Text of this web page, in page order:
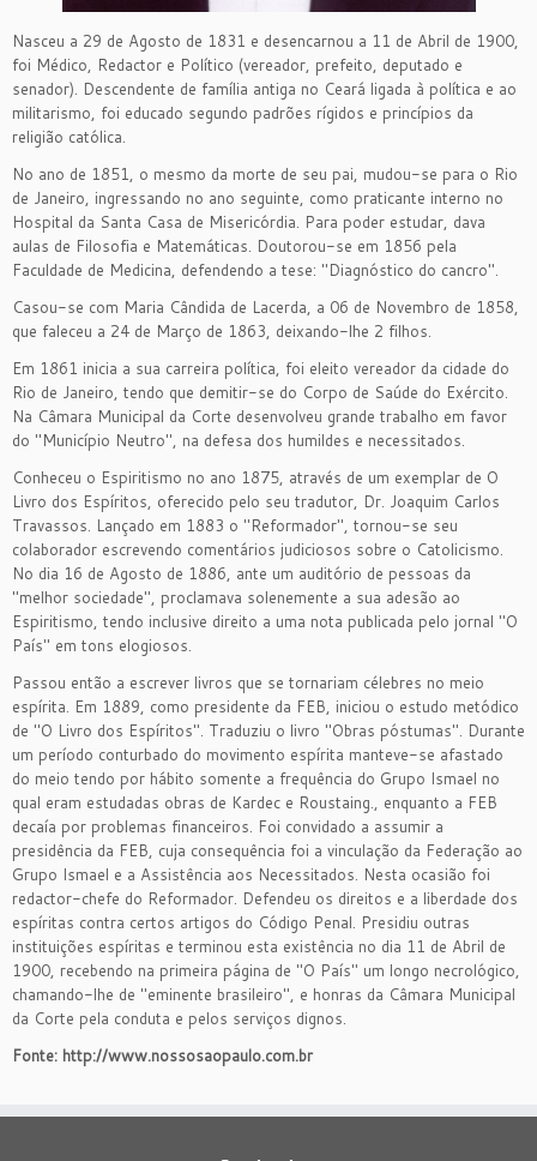
Nasceu a 29 de Agosto de 1831 e desencarnou a 11 de Abril de 1900,
foi Médico, Redactor e Político (vereador, prefeito, deputado e
senador). Descendente de família antiga no Ceará ligada à política e ao
militarismo, foi educado segundo padrões rígidos e princípios da
religião católica.
No ano de 1851, o mesmo da morte de seu pai, mudou-se para o Rio
de Janeiro, ingressando no ano seguinte, como praticante interno no
Hospital da Santa Casa de Misericórdia. Para poder estudar, dava
aulas de Filosofia e Matemáticas. Doutorou-se em 1856 pela
Faculdade de Medicina, defendendo a tese: "Diagnóstico do cancro".
Casou-se com Maria Cândida de Lacerda, a 06 de Novembro de 1858,
que faleceu a 24 de Março de 1863, deixando-lhe 2 filhos.
Em 1861 inicia a sua carreira política, foi eleito vereador da cidade do
Rio de Janeiro, tendo que demitir-se do Corpo de Saúde do Exército.
Na Câmara Municipal da Corte desenvolveu grande trabalho em favor
do "Município Neutro", na defesa dos humildes e necessitados.
Conheceu o Espiritismo no ano 1875, através de um exemplar de O
Livro dos Espíritos, oferecido pelo seu tradutor, Dr. Joaquim Carlos
Travassos. Lançado em 1883 o "Reformador", tornou-se seu
colaborador escrevendo comentários judiciosos sobre o Catolicismo.
No dia 16 de Agosto de 1886, ante um auditório de pessoas da
"melhor sociedade", proclamava solenemente a sua adesão ao
Espiritismo, tendo inclusive direito a uma nota publicada pelo jornal "O
País" em tons elogiosos.
Passou então a escrever livros que se tornariam célebres no meio
espírita. Em 1889, como presidente da FEB, iniciou o estudo metódico
de "O Livro dos Espíritos". Traduziu o livro "Obras póstumas". Durante
um período conturbado do movimento espírita manteve-se afastado
do meio tendo por hábito somente a frequência do Grupo Ismael no
qual eram estudadas obras de Kardec e Roustaing., enquanto a FEB
decaía por problemas financeiros. Foi convidado a assumir a
presidência da FEB, cuja consequência foi a vinculação da Federação ao
Grupo Ismael e a Assistência aos Necessitados. Nesta ocasião foi
redactor-chefe do Reformador. Defendeu os direitos e a liberdade dos
espíritas contra certos artigos do Código Penal. Presidiu outras
instituições espíritas e terminou esta existência no dia 11 de Abril de
1900, recebendo na primeira página de "O País" um longo necrológico,
chamando-lhe de "eminente brasileiro", e honras da Câmara Municipal
da Corte pela conduta e pelos serviços dignos.
Fonte: http://www.nossosaopaulo.com.br